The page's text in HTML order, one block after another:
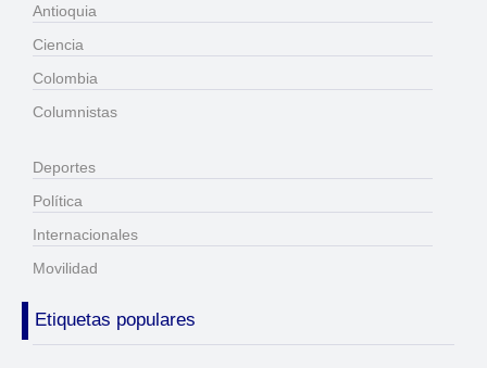
Antioquia
Ciencia
Colombia
Columnistas
Deportes
Política
Internacionales
Movilidad
Etiquetas populares